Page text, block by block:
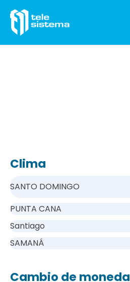
Clima
SANTO DOMINGO
PUNTA CANA
Santiago
SAMANÁ
Cambio de moneda